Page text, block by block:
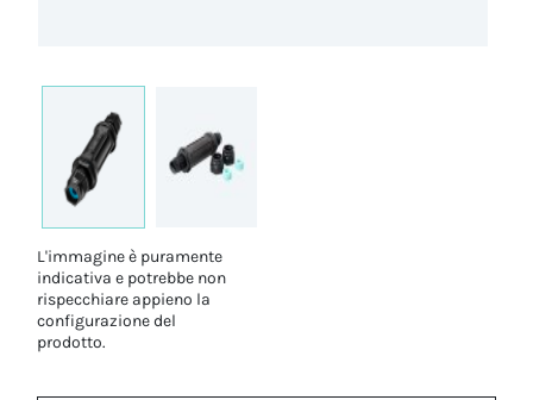
L'immagine è puramente
indicativa e potrebbe non
rispecchiare appieno la
configurazione del
prodotto.